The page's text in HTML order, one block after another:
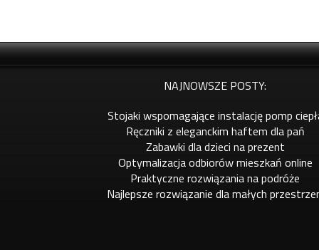
NAJNOWSZE POSTY:
Stojaki wspomagające instalację pomp
Ręczniki z eleganckim haftem dla pań
Zabawki dla dzieci na prezent
Optymalizacja odbiorów mieszkań online
Praktyczne rozwiązania na podróże
Najlepsze rozwiązanie dla małych